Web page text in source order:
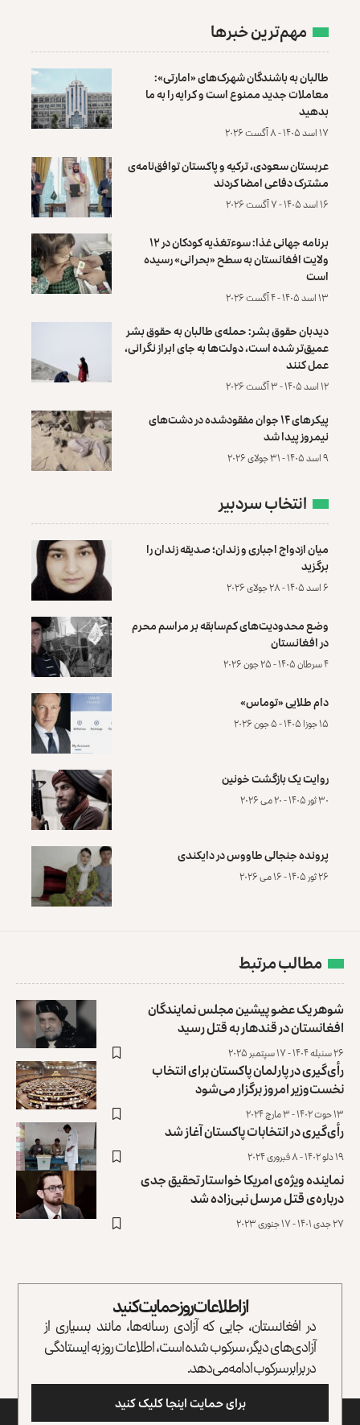
مهم‌ترین خبرها
طالبان به باشندگان شهرک‌های «امارتی»:
معاملات جدید ممنوع است و کرایه را به ما
بدهید
۱۷ اسد ۱۴۰۵ - ۸ آگست ۲۰۲۶
عربستان سعودی، ترکیه و پاکستان توافق‌نامه‌ی
مشترک دفاعی امضا کردند
۱۶ اسد ۱۴۰۵ - ۷ آگست ۲۰۲۶
برنامه جهانی غذا: سوءتغذیه کودکان در ۱۲
ولایت افغانستان به سطح «بحرانی» رسیده
است
۱۳ اسد ۱۴۰۵ - ۴ آگست ۲۰۲۶
دیدبان حقوق بشر: حمله‌ی طالبان به حقوق بشر
عمیق‌تر شده است، دولت‌ها به جای ابراز نگرانی،
عمل کنند
۱۲ اسد ۱۴۰۵ - ۳ آگست ۲۰۲۶
پیکرهای ۱۴ جوان مفقودشده در دشت‌های
نیمروز پیدا شد
۹ اسد ۱۴۰۵ - ۳۱ جولای ۲۰۲۶
انتخاب سردبیر
میان ازدواج اجباری و زندان؛ صدیقه زندان را
برگزید
۶ اسد ۱۴۰۵ - ۲۸ جولای ۲۰۲۶
وضع محدودیت‌های کم‌سابقه بر مراسم محرم
در افغانستان
۴ سرطان ۱۴۰۵ - ۲۵ جون ۲۰۲۶
دام طلایی «توماس»
۱۵ جوزا ۱۴۰۵ - ۵ جون ۲۰۲۶
روایت یک بازگشت خونین
۳۰ ثور ۱۴۰۵ - ۲۰ می ۲۰۲۶
پرونده‌ جنجالی طاووس در دایکندی
۲۶ ثور ۱۴۰۵ - ۱۶ می ۲۰۲۶
مطالب مرتبط
شوهر یک عضو پیشین مجلس نمایندگان
افغانستان در قندهار به قتل رسید
۲۶ سنبله ۱۴۰۴ - ۱۷ سپتمبر ۲۰۲۵
رأی‌گیری در پارلمان پاکستان برای انتخاب
نخست‌وزیر امروز برگزار می‌شود
۱۳ حوت ۱۴۰۲ - ۳ مارچ ۲۰۲۴
رأی‌گیری در انتخابات پاکستان آغاز شد
۱۹ دلو ۱۴۰۲ - ۸ فبروری ۲۰۲۴
نماینده ویژه‌ی امریکا خواستار تحقیق جدی
درباره‌ی قتل مرسل نبی‌زاده شد
۲۷ جدی ۱۴۰۱ - ۱۷ جنوری ۲۰۲۳
از اطلاعات روز حمایت کنید
در افغانستان، جایی که آزادی رسانه‌ها، مانند بسیاری از
آزادی‌های دیگر، سرکوب شده است، اطلاعات روز به ایستادگی
در برابر سرکوب ادامه می‌دهد.
برای حمایت اینجا کلیک کنید